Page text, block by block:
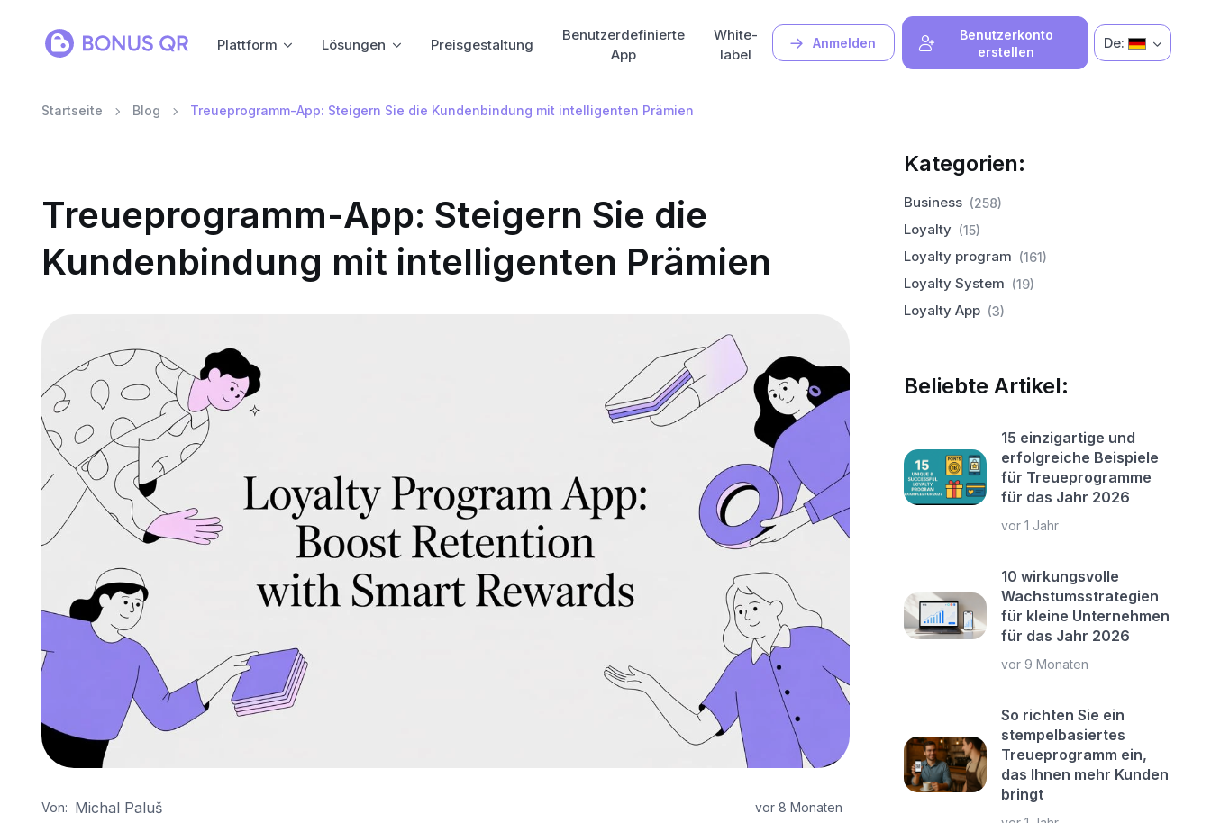
Anmelden
Benutzerkonto
erstellen
Plattform Lösungen Preisgestaltung
Benutzerdefinierte
App
White-
label
De:
Startseite Blog Treueprogramm-App: Steigern Sie die Kundenbindung mit intelligenten Prämien
Treueprogramm-App: Steigern Sie die
Kundenbindung mit intelligenten Prämien
Von: Michal Paluš vor 8 Monaten
Kategorien:
Business (258)
Loyalty (15)
Loyalty program (161)
Loyalty System (19)
Loyalty App (3)
Beliebte Artikel:
15 einzigartige und
erfolgreiche Beispiele
für Treueprogramme
für das Jahr 2026
vor 1 Jahr
10 wirkungsvolle
Wachstumsstrategien
für kleine Unternehmen
für das Jahr 2026
vor 9 Monaten
So richten Sie ein
stempelbasiertes
Treueprogramm ein,
das Ihnen mehr Kunden
bringt